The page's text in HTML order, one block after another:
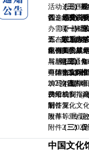
活动选题围
性选题方向
（一）面
交流内容：
化强国的战
展新图景。
（二）
交流内容：
供给机制，
制，深化文
改革等重点
（三）
交流内容：
术普及设施
（三）
（四）
1．基础交
2．创新交
案例实景展
与感。
（一）
各专业委员
办需要，相
（二）
单位负责策
（三）
可结合实际
（四）
费用或安排
四、经费说
（一）
饰布置、服
织有关的其
（二）
具体事宜须
五、联系方
联系人：
电 话：
申办单位请
填写、盖章
后答复。
特此通知
中国文化馆
2025年9月4
附件
附件1：专题
附件2：
中国文化